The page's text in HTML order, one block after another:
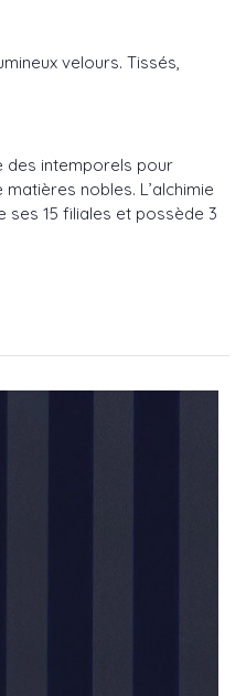
velours. Tissés,
des intemporels pour
nobles. L’alchimie
ses 15 filiales et possède 3